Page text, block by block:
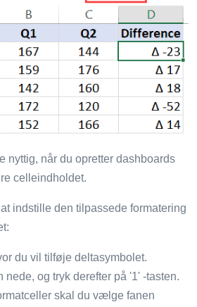
nyttig, når du opretter dashboards
celleindholdet.
indstille den tilpassede formatering
du vil tilføje deltasymbolet.
nede, og tryk derefter på '1' -tasten.
skal du vælge fanen